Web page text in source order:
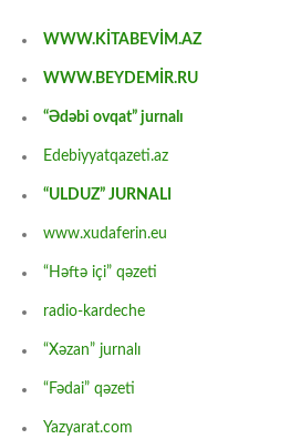
WWW.KİTABEVİM.AZ
WWW.BEYDEMİR.RU
“Ədəbi ovqat” jurnalı
Edebiyyatqazeti.az
“ULDUZ” JURNALI
www.xudaferin.eu
“Həftə içi” qəzeti
radio-kardeche
“Xəzan” jurnalı
“Fədai” qəzeti
Yazyarat.com